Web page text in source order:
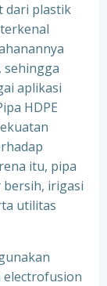
dari plastik
sehingga
aplikasi
HDPE
itu, pipa
bersih, irigasi
utilitas